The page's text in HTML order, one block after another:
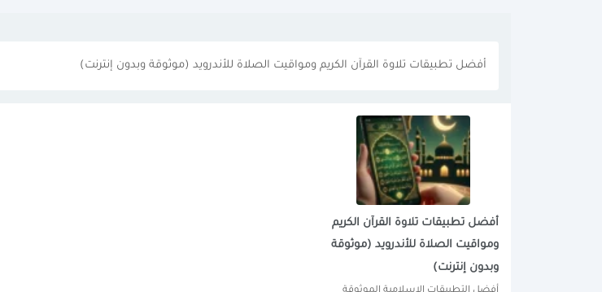
أفضل تطبيقات تلاوة القرآن الكريم ومواقيت الصلاة للأندرويد (موثوقة وبدون إنترنت)
أفضل تطبيقات تلاوة القرآن الكريم
ومواقيت الصلاة للأندرويد (موثوقة
وبدون إنترنت)